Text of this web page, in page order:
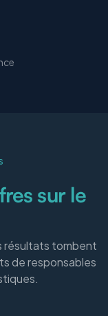
sur le
résultats tombent
de responsables